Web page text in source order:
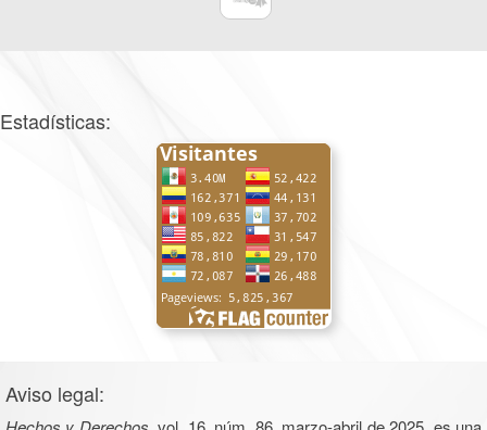
Estadísticas:
Aviso legal: